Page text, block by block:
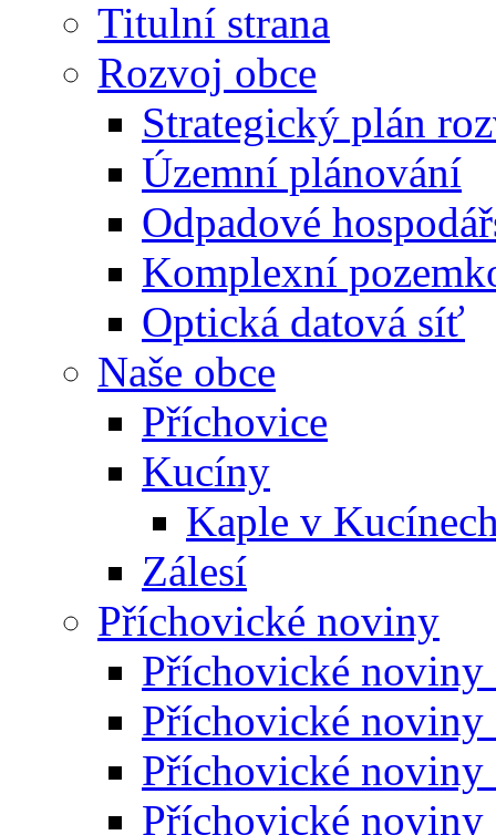
Titulní strana
Rozvoj obce
Strategický plán
Územní plánování
Odpadové
Komplexní
Optická datová síť
Naše obce
Příchovice
Kucíny
Kaple v
Zálesí
Příchovické noviny
Příchovické noviny
Příchovické noviny
Příchovické noviny
Příchovické noviny